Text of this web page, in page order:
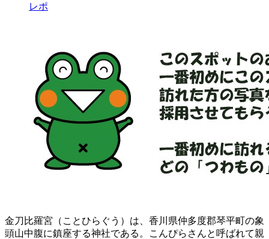
レポ
金刀比羅宮（ことひらぐう）は、香川県仲多度郡琴平町の象
頭山中腹に鎮座する神社である。こんぴらさんと呼ばれて親